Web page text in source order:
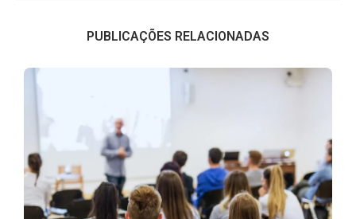
PUBLICAÇÕES RELACIONADAS